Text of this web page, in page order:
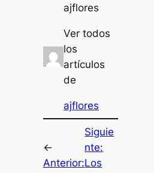
ajflores
Ver todos
los
artículos
de
ajflores
←
Anterior:
Siguie
nte:
Los